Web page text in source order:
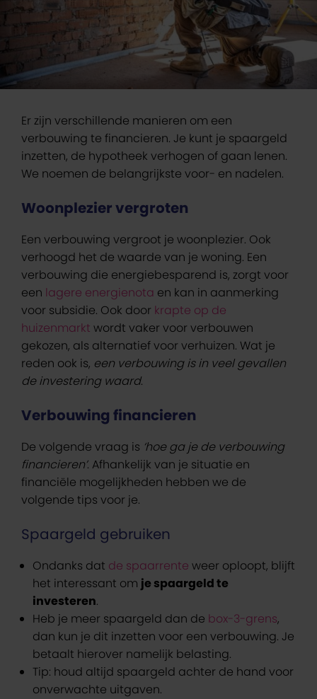
Er zijn verschillende manieren om een
verbouwing te financieren. Je kunt je spaargeld
inzetten, de hypotheek verhogen of gaan lenen.
We noemen de belangrijkste voor- en nadelen.
Woonplezier vergroten
Een verbouwing vergroot je woonplezier. Ook
verhoogd het de waarde van je woning. Een
verbouwing die energiebesparend is, zorgt voor
een lagere energienota en kan in aanmerking
voor subsidie. Ook door krapte op de
huizenmarkt wordt vaker voor verbouwen
gekozen, als alternatief voor verhuizen. Wat je
reden ook is, een verbouwing is in veel gevallen
de investering waard.
Verbouwing financieren
De volgende vraag is ‘hoe ga je de verbouwing
financieren’. Afhankelijk van je situatie en
financiële mogelijkheden hebben we de
volgende tips voor je.
Spaargeld gebruiken
Ondanks dat de spaarrente weer oploopt, blijft
het interessant om je spaargeld te
investeren.
Heb je meer spaargeld dan de box-3-grens,
dan kun je dit inzetten voor een verbouwing. Je
betaalt hierover namelijk belasting.
Tip: houd altijd spaargeld achter de hand voor
onverwachte uitgaven.